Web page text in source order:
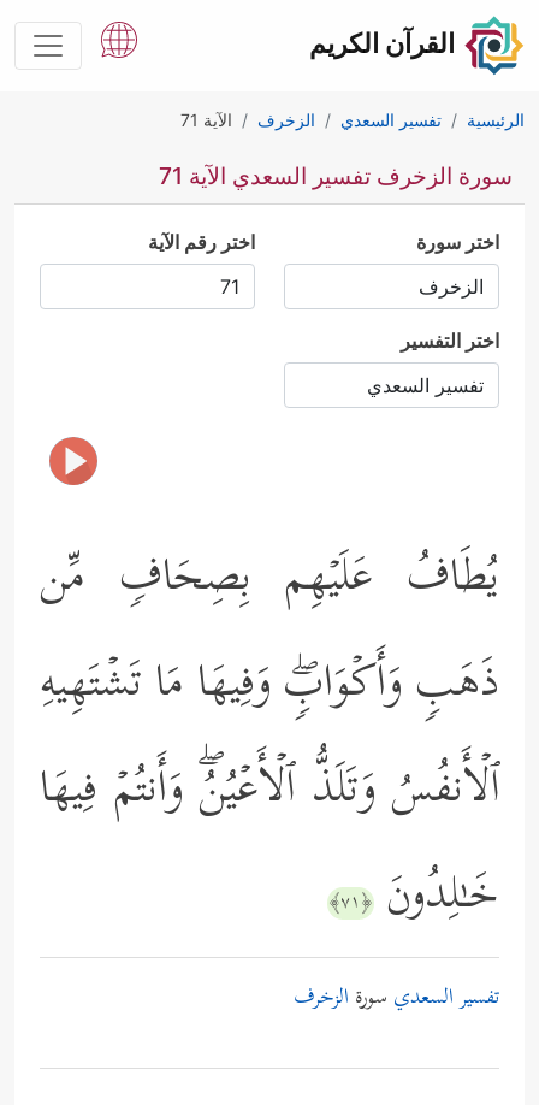
القرآن الكريم
الرئيسية تفسير السعدي الزخرف الآية 71
سورة الزخرف تفسير السعدي الآية 71
اختر سورة اختر رقم الآية
اختر التفسير
یُطَافُ عَلَیۡهِم بِصِحَافࣲ مِّن
ذَهَبࣲ وَأَكۡوَابࣲۖ وَفِیهَا مَا تَشۡتَهِیهِ
ٱلۡأَنفُسُ وَتَلَذُّ ٱلۡأَعۡیُنُۖ وَأَنتُمۡ فِیهَا
خَـٰلِدُونَ ﴿٧١﴾
تفسير السعدي سورة الزخرف